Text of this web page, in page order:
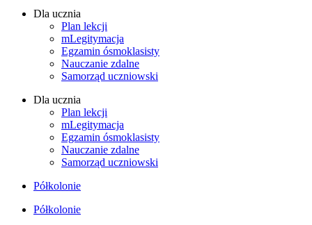
Dla ucznia
Plan lekcji
mLegitymacja
Egzamin ósmoklasisty
Nauczanie zdalne
Samorząd uczniowski
Dla ucznia
Plan lekcji
mLegitymacja
Egzamin ósmoklasisty
Nauczanie zdalne
Samorząd uczniowski
Półkolonie
Półkolonie